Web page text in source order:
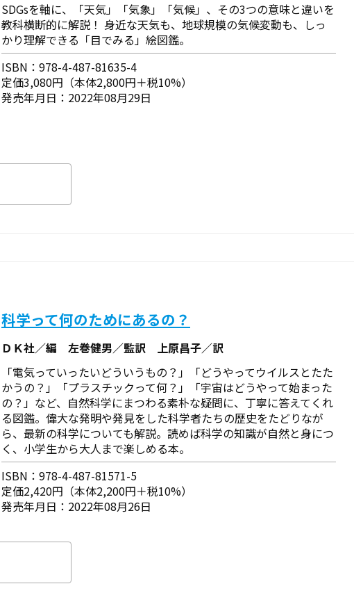
SDGsを軸に、「天気」「気象」「気候」、その3つの意味と違いを
教科横断的に解説！ 身近な天気も、地球規模の気候変動も、しっ
かり理解できる「目でみる」絵図鑑。
ISBN：978-4-487-81635-4
定価3,080円（本体2,800円＋税10%）
発売年月日：2022年08月29日
科学って何のためにあるの？
ＤＫ社／編 左巻健男／監訳 上原昌子／訳
「電気っていったいどういうもの？」「どうやってウイルスとたた
かうの？」「プラスチックって何？」「宇宙はどうやって始まった
の？」など、自然科学にまつわる素朴な疑問に、丁寧に答えてくれ
る図鑑。偉大な発明や発見をした科学者たちの歴史をたどりなが
ら、最新の科学についても解説。読めば科学の知識が自然と身につ
く、小学生から大人まで楽しめる本。
ISBN：978-4-487-81571-5
定価2,420円（本体2,200円＋税10%）
発売年月日：2022年08月26日